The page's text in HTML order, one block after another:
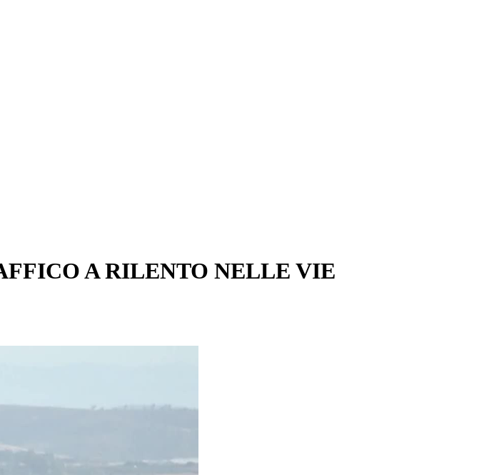
A RILENTO NELLE VIE